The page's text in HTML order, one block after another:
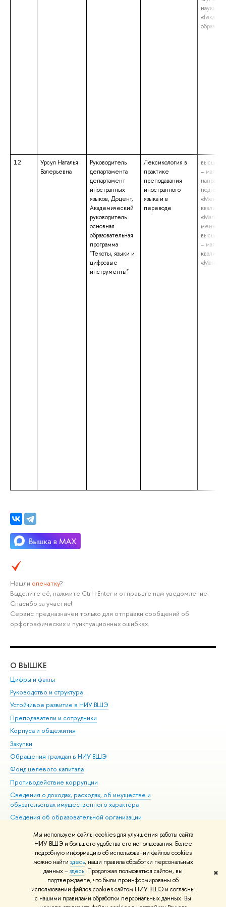
Мы используем файлы cookies для улучшения работы сайта
НИУ ВШЭ и большего удобства его использования. Более
подробную информацию об использовании файлов cookies
можно найти здесь, наши правила обработки персональных
данных –здесь. Продолжая пользоваться сайтом, вы
подтверждаете, что были проинформированы об
использовании файлов cookies сайтом НИУ ВШЭ и согласны
с нашими правилами обработки персональных данных. Вы
✖
науки»,
«Бакалавр
12.
Урсул Наталья
Валерьевна
Руководитель
департамента
департамент
иностранных
языков, Доцент,
Академический
руководитель
основная
образовательная
программа
"Тексты, языки и
цифровые
инструменты"
Лексикология в
практике
преподавания
иностранного
языка и в
переводе
высшее
–
«Магистр
высшее
–
Нашли опечатку?
Выделите её, нажмите Ctrl+Enter и отправьте нам уведомление.
Спасибо за участие!
Сервис предназначен только для отправки сообщений об
орфографических и пунктуационных ошибках.
О ВЫШКЕ
Цифры и факты
Руководство и структура
Устойчивое развитие в НИУ ВШЭ
Преподаватели и сотрудники
Корпуса и общежития
Закупки
Обращения граждан в НИУ ВШЭ
Фонд целевого капитала
Противодействие коррупции
Сведения о доходах, расходах, об имуществе и
обязательствах имущественного характера
Сведения об образовательной организации
Людям с ограниченными возможностями здоровья
Единая платежная страница
Работа в Вышке
© НИУ ВШЭ 1993–2026 Адреса и контакты Условия использования
материалов Политика конфиденциальности Карта сайта